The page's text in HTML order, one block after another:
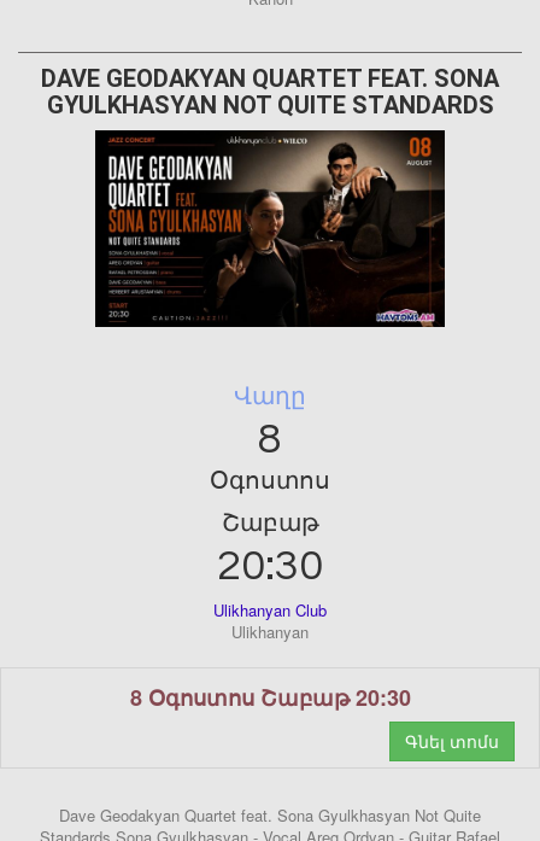
DAVE GEODAKYAN QUARTET FEAT. SONA
GYULKHASYAN NOT QUITE STANDARDS
Վաղը
8
Օգոստոս
Շաբաթ
20:30
Ulikhanyan Club
Ulikhanyan
8 Օգոստոս Շաբաթ 20:30
Գնել տոմս
Dave Geodakyan Quartet feat. Sona Gyulkhasyan Not Quite